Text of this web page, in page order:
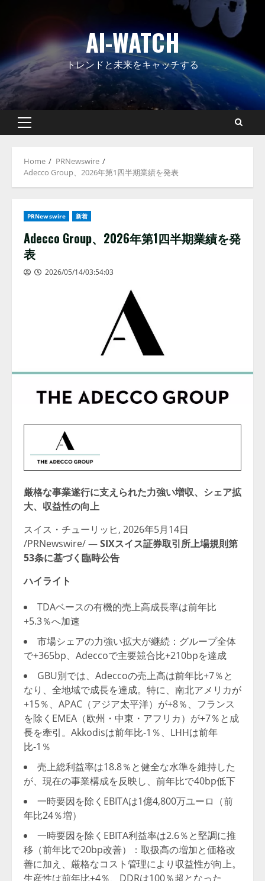
AI-WATCH
トレンドと未来をキャッチする
Primary
Home
PRNewswire
Adecco Group、2026年第1四半期業績を発表
PRNewswire 新着
Adecco Group、2026年第1四半期業績を発
表
2026/05/14/03:54:03
厳格な事業遂行に支えられた力強い増収、シェア拡
大、収益性の向上
スイス・チューリッヒ, 2026年5月14日
/PRNewswire/ —SIXスイス証券取引所上場規則第
53条に基づく臨時公告
ハイライト
TDAベースの有機的売上高成長率は前年比
+5.3％へ加速
市場シェアの力強い拡大が継続：グループ全体
で+365bp、Adeccoで主要競合比+210bpを達成
GBU別では、Adeccoの売上高は前年比+7％と
なり、全地域で成長を達成。特に、南北アメリカが
+15％、APAC（アジア太平洋）が+8％、フランス
を除くEMEA（欧州・中東・アフリカ）が+7％と成
長を牽引。Akkodisは前年比-1％、LHHは前年
比-1％
売上総利益率は18.8％と健全な水準を維持した
が、現在の事業構成を反映し、前年比で40bp低下
一時要因を除くEBITAは1億4,800万ユーロ（前
年比24％増）
一時要因を除くEBITA利益率は2.6％と堅調に推
移（前年比で20bp改善）：取扱高の増加と価格改
善に加え、厳格なコスト管理により収益性が向上。
生産性は前年比+4％、DDRは100％超となった